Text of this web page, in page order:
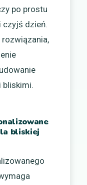
po prostu
czyjś dzień.
bliskimi.
bliskiej